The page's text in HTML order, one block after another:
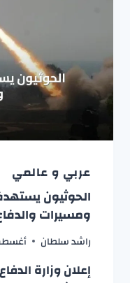
عربي و عالمي
الحوثيون
ومسيرات
راشد سلطان أغسطس 7,
إعلان وزارة